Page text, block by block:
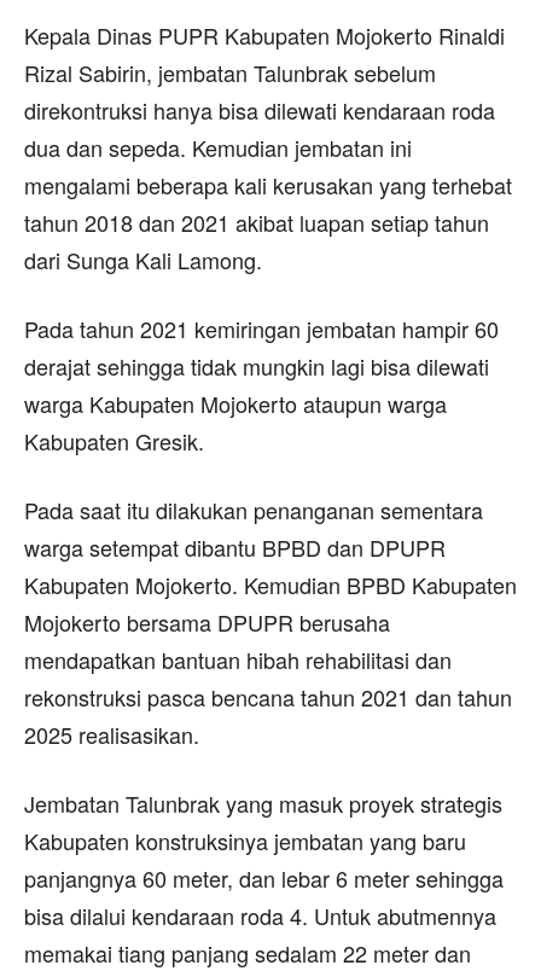
Kepala Dinas PUPR Kabupaten Mojokerto Rinaldi
Rizal Sabirin, jembatan Talunbrak sebelum
direkontruksi hanya bisa dilewati kendaraan roda
dua dan sepeda. Kemudian jembatan ini
mengalami beberapa kali kerusakan yang terhebat
tahun 2018 dan 2021 akibat luapan setiap tahun
dari Sunga Kali Lamong.
Pada tahun 2021 kemiringan jembatan hampir 60
derajat sehingga tidak mungkin lagi bisa dilewati
warga Kabupaten Mojokerto ataupun warga
Kabupaten Gresik.
Pada saat itu dilakukan penanganan sementara
warga setempat dibantu BPBD dan DPUPR
Kabupaten Mojokerto. Kemudian BPBD Kabupaten
Mojokerto bersama DPUPR berusaha
mendapatkan bantuan hibah rehabilitasi dan
rekonstruksi pasca bencana tahun 2021 dan tahun
2025 realisasikan.
Jembatan Talunbrak yang masuk proyek strategis
Kabupaten konstruksinya jembatan yang baru
panjangnya 60 meter, dan lebar 6 meter sehingga
bisa dilalui kendaraan roda 4. Untuk abutmennya
memakai tiang panjang sedalam 22 meter dan